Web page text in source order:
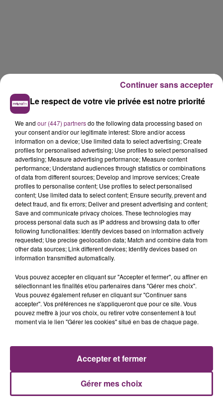
La Bulle - Guinguette éphémère
de Frelinghien !
éclipse solaire du 12 Août 2026
158 pompiers de la région sont
partis hier soir pour la Gironde
Le respect de votre vie privée est notre priorité
We and our (447) partnersdo the following data processing based on
your consent and/or our legitimate interest: Store and/or access
information on a device; Use limited data to select advertising; Create
profiles for personalised advertising; Use profiles to select personalised
advertising; Measure advertising performance; Measure content
performance; Understand audiences through statistics or combinations
of data from different sources; Develop and improve services; Create
profiles to personalise content; Use profiles to select personalised
content; Use limited data to select content; Ensure security, prevent and
detect fraud, and fix errors; Deliver and present advertising and content;
Save and communicate privacy choices. These technologies may
process personal data such as IP address and browsing data to offer
following functionalities: Identify devices based on information actively
requested; Use precise geolocation data; Match and combine data from
other data sources; Link different devices; Identify devices based on
information transmitted automatically.
Vous pouvez accepter en cliquant sur "Accepter et fermer", ou affiner en
sélectionnant les finalités et/ou partenaires dans "Gérer mes choix".
Vous pouvez également refuser en cliquant sur "Continuer sans
accepter". Vos préférences ne s'appliqueront que pour ce site. Vous
pouvez mettre à jour vos choix, ou retirer votre consentement à tout
moment via le lien "Gérer les cookies" situé en bas de chaque page.
Gérer mes choix
Accepter et fermer
Continuer sans accepter